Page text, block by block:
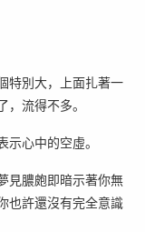
別大，上面扎著一
流得不多。
心中的空虛。
膿皰即暗示著你無
也許還沒有完全意識